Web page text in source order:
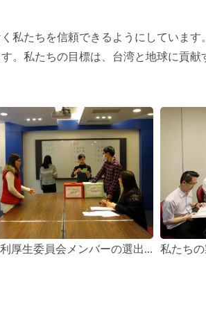
私たちを信頼できるようにしていま
。私たちの目標は、台湾と地球に貢献
会社の福利厚生委員会メンバーの選出。 私たちの